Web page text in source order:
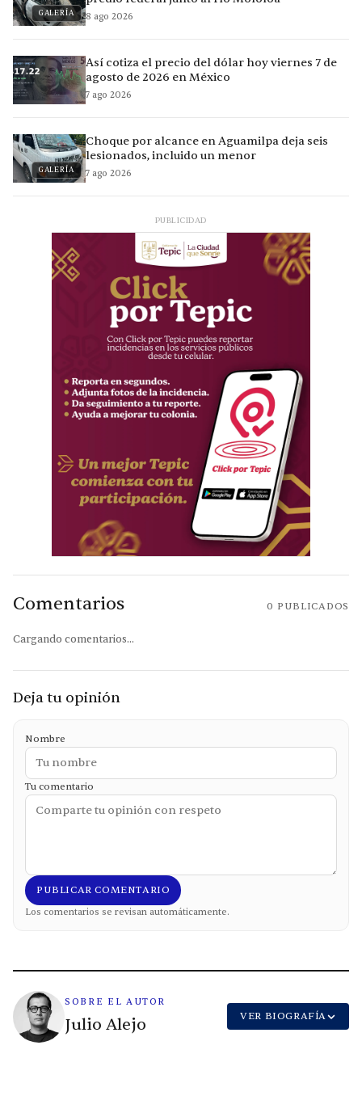
GALERÍA 8 ago 2026
Así cotiza el precio del dólar hoy viernes 7 de
agosto de 2026 en México
7 ago 2026
GALERÍA
Choque por alcance en Aguamilpa deja seis
lesionados, incluido un menor
7 ago 2026
PUBLICIDAD
Comentarios 0 PUBLICADOS
Cargando comentarios...
Deja tu opinión
Nombre
Tu comentario
PUBLICAR COMENTARIO
Los comentarios se revisan automáticamente.
SOBRE EL AUTOR
Julio Alejo VER BIOGRAFÍA